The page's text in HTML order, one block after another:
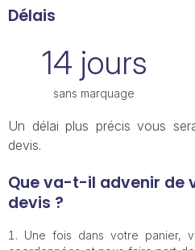
Délais
14 jours
sans marquage
Un délai plus précis vous
devis.
Que va-t-il advenir de
devis ?
Une fois dans votre panier,